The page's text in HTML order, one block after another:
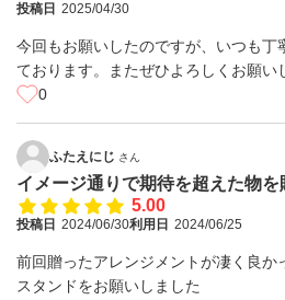
投稿日 2025/04/30
今回もお願いしたのですが、いつも丁
ております。またぜひよろしくお願い
0
ふたえにじ さん
イメージ通りで期待を超えた物
5.00
投稿日 2024/06/30利用日 2024/06/25
前回贈ったアレンジメントが凄く良か
スタンドをお願いしました